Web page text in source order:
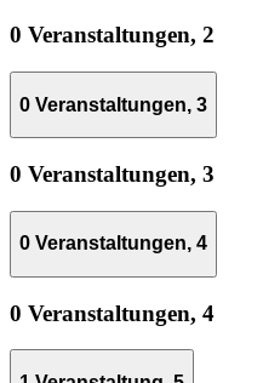
0 Veranstaltungen, 2
0 Veranstaltungen, 3
0 Veranstaltungen, 3
0 Veranstaltungen, 4
0 Veranstaltungen, 4